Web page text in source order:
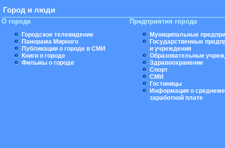
Город и люди
О городе
Городское телевидение
Панорама Мирного
Публикации о городе в СМИ
Книги о городе
Фильмы о городе
Предприятия города
Муниципальные
Государственные
и учреждения
Образовательные
Здравоохранение
Спорт
СМИ
Гостиницы
Информация о
заработной плате